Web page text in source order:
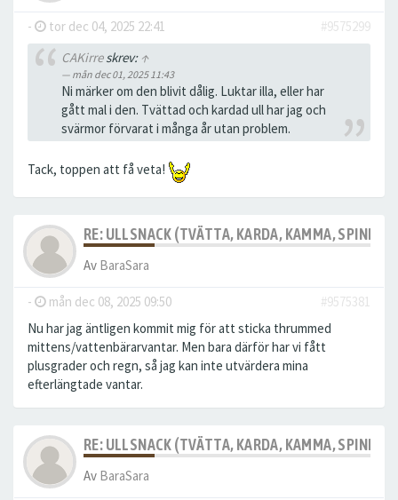
- tor dec 04, 2025 22:41
#9575299
CAKirreskrev: ↑
mån dec 01, 2025 11:43
Ni märker om den blivit dålig. Luktar illa, eller har
gått mal i den. Tvättad och kardad ull har jag och
svärmor förvarat i många år utan problem.
Tack, toppen att få veta!
RE: ULLSNACK (TVÄTTA, KARDA, KAMMA, SPINNA,
Av BaraSara
- mån dec 08, 2025 09:50
#9575381
Nu har jag äntligen kommit mig för att sticka thrummed
mittens/vattenbärarvantar. Men bara därför har vi fått
plusgrader och regn, så jag kan inte utvärdera mina
efterlängtade vantar.
RE: ULLSNACK (TVÄTTA, KARDA, KAMMA, SPINNA,
Av BaraSara